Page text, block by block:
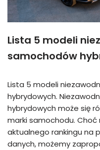
Lista 5 modeli
samochodów
Lista 5 modeli
hybrydowych.
hybrydowych może się
marki samochodu.
aktualnego rankingu na
danych, możemy